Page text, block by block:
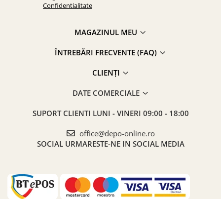
Confidentialitate
MAGAZINUL MEU
ÎNTREBĂRI FRECVENTE (FAQ)
CLIENȚI
DATE COMERCIALE
SUPORT CLIENTI LUNI - VINERI 09:00 - 18:00
office@depo-online.ro
SOCIAL URMARESTE-NE IN SOCIAL MEDIA